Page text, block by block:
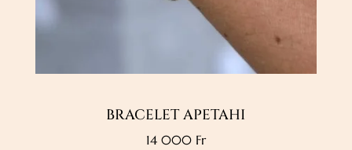
BRACELET APETAHI
14 000 Fr